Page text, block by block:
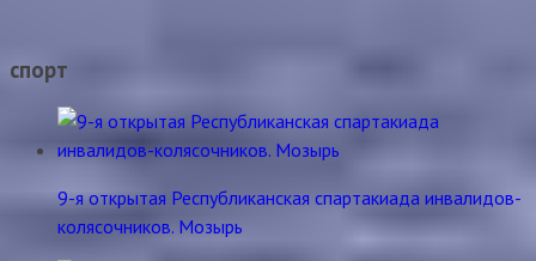
спорт
9-я открытая Республиканская спартакиада инвалидов-
колясочников. Мозырь